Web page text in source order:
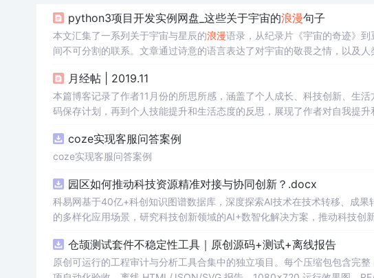
python3项目开发实例网盘_这些关于宇宙的浪漫句子
本文汇集了一系列关于宇宙与星辰的浪漫语录，从纪录片《宇宙的奇迹》
间不可分割的联系。文章通过诗意的语言表达了对宇宙的敬畏之情，以及人
月经帖 | 2019.11
本篇博客记录了作者11月份的所思所感，涵盖了个人成长、科技创新、生
码保存计划，再到个人技能提升和生活态度的反思，展现了作者对自我提升
coze实现客服问答案例
coze实现客服问答案例
园区如何推动科技资源精准对接与协同创新？.docx
科易网基于40亿+科创知识图谱数据库，深度探索AI技术在技术转移、成
的多样化应用场景，研究科技创新领域的AI+数智化解决方案，推动科技创
仓颉测试套件不稳定性工具｜原创源码+测试+离线报告
原创可运行的工程审计与分析工具合集中的独立项目。每个压缩包包含完